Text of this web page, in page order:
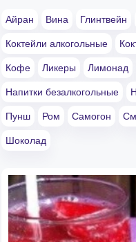
Айран Вина Глинтвейн
Коктейли алкогольные
Кофе Ликеры Лимонад
Напитки безалкогольные
Пунш Ром Самогон
Шоколад